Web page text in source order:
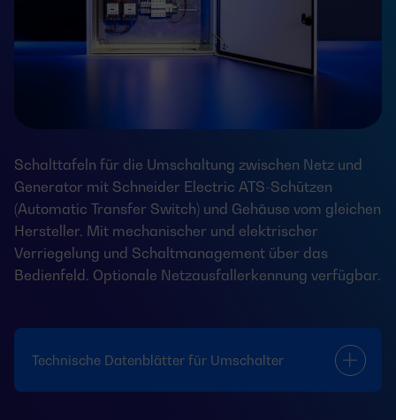
Schalttafeln für die Umschaltung zwischen Netz und
Generator mit Schneider Electric ATS-Schützen
(Automatic Transfer Switch) und Gehäuse vom gleichen
Hersteller. Mit mechanischer und elektrischer
Verriegelung und Schaltmanagement über das
Bedienfeld. Optionale Netzausfallerkennung verfügbar.
Technische Datenblätter für Umschalter